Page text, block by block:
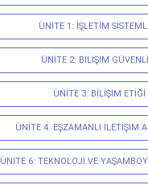
ÜNİTE 1: İŞLETİM
ÜNİTE 2: BİLİŞİM
ÜNİTE 3: BİLİŞİM ETİĞİ
ÜNİTE 4: EŞZAMANLI İLETİŞİM
ÜNİTE 6: TEKNOLOJİ VE